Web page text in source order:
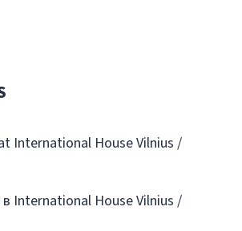
International House Vilnius /
International House Vilnius /